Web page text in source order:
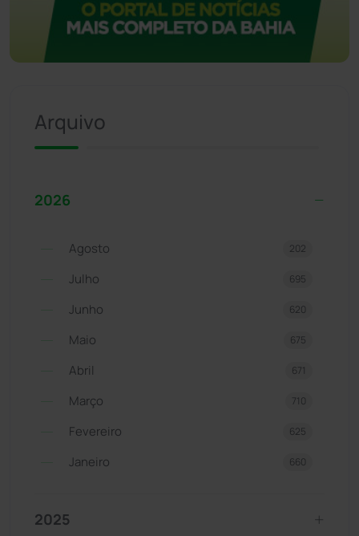
Arquivo
2026
Agosto 202
Julho 695
Junho 620
Maio 675
Abril 671
Março 710
Fevereiro 625
Janeiro 660
2025